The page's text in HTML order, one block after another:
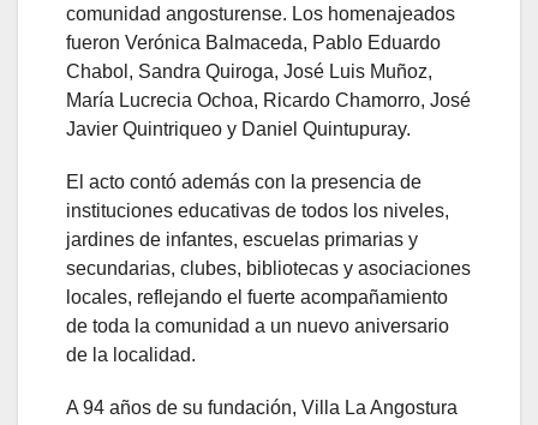
comunidad angosturense. Los homenajeados
fueron Verónica Balmaceda, Pablo Eduardo
Chabol, Sandra Quiroga, José Luis Muñoz,
María Lucrecia Ochoa, Ricardo Chamorro, José
Javier Quintriqueo y Daniel Quintupuray.
El acto contó además con la presencia de
instituciones educativas de todos los niveles,
jardines de infantes, escuelas primarias y
secundarias, clubes, bibliotecas y asociaciones
locales, reflejando el fuerte acompañamiento
de toda la comunidad a un nuevo aniversario
de la localidad.
A 94 años de su fundación, Villa La Angostura